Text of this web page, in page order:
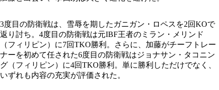
3度目の防衛戦は、雪辱を期したガニガン・ロペスを2回KOで
返り討ち。4度目の防衛戦は元IBF王者のミラン・メリンド
（フィリピン）に7回TKO勝利。さらに、加藤がチーフトレー
ナーを初めて任された6度目の防衛戦はジョナサン・タコニン
グ（フィリピン）に4回TKO勝利。単に勝利しただけでなく、
いずれも内容の充実が評価された。